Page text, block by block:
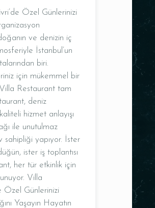
Özel Günlerinizi
ve denizin iç
İstanbul’un
biri.
için mükemmel bir
Villa Restaurant tam
deniz
hizmet anlayışı
ile unutulmaz
sahipliği yapıyor. İster
ister iş toplantısı
her tür etkinlik için
Villa
Özel Günlerinizi
Yaşayın Hayatın